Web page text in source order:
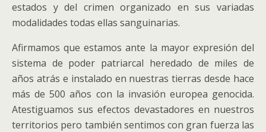
estados y del crimen organizado en sus variadas
modalidades todas ellas sanguinarias.
Afirmamos que estamos ante la mayor expresión del
sistema de poder patriarcal heredado de miles de
años atrás e instalado en nuestras tierras desde hace
más de 500 años con la invasión europea genocida.
Atestiguamos sus efectos devastadores en nuestros
territorios pero también sentimos con gran fuerza las